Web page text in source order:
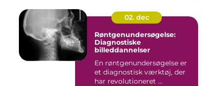
02. dec
Røntgenundersøgelse:
Diagnostiske
billeddannelser
En røntgenundersøgelse er
et diagnostisk værktøj, der
har revolutioneret ...